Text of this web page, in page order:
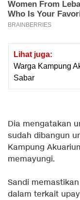
Lihat juga:
Warga Kampung
Sabar
Dia mengatakan
sudah dibangun
Kampung
memayungi.
Sandi
dalam terkait